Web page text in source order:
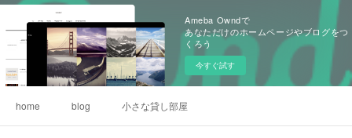
Ameba Owndで
あなただけのホームページやブログをつ
くろう
今すぐ試す
home blog 小さな貸し部屋